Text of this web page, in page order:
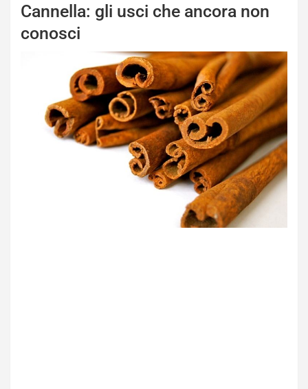
Cannella: gli usci che ancora non
conosci